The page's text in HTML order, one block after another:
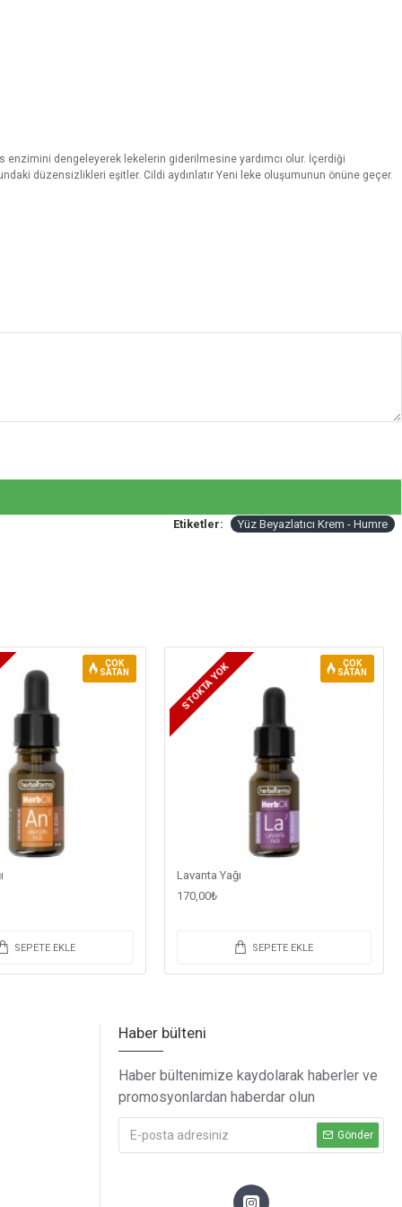
enzimini dengeleyerek lekelerin giderilmesine yardımcı olur. İçerdiği
düzensizlikleri eşitler. Cildi aydınlatır Yeni leke oluşumunun önüne geçer.
Etiketler: Yüz Beyazlatıcı Krem - Humre
ÇOK
SATAN
SEPETE EKLE
ÇOK
SATAN
STOKTA YOK
Lavanta Yağı
170,00₺
SEPETE EKLE
Haber bülteni
Haber bültenimize kaydolarak haberler ve
promosyonlardan haberdar olun
Gönder